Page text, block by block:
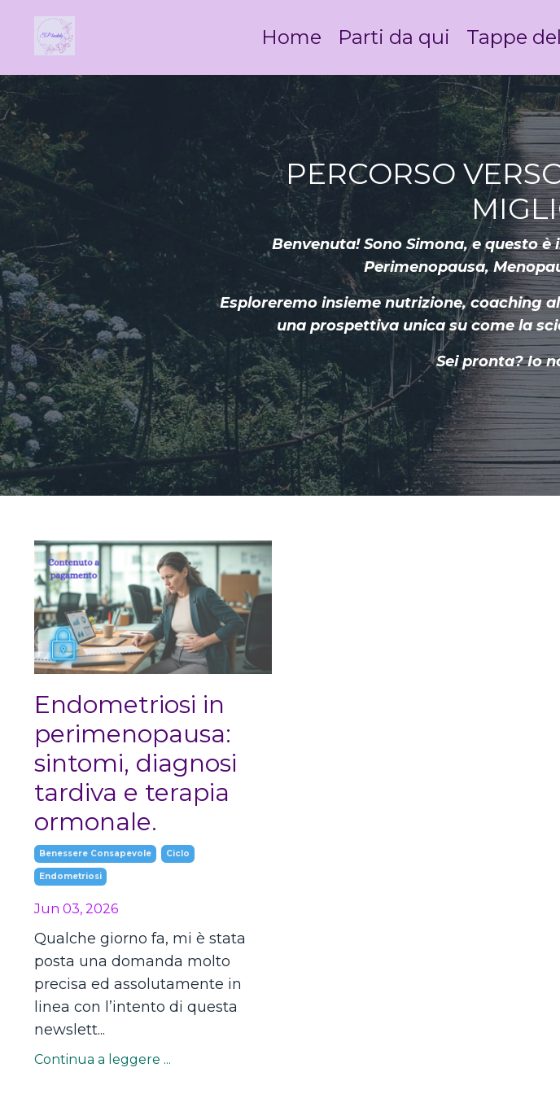
Home Parti da qui Tappe
PERCORSO
Benvenuta! Sono Simona, e questo
Perimenopausa,
Esploreremo insieme nutrizione, coaching
una prospettiva unica su come la
Sei pronta? Io
Endometriosi in
perimenopausa:
sintomi, diagnosi
tardiva e terapia
ormonale.
Benessere Consapevole Ciclo
Endometriosi
Jun 03, 2026
Qualche giorno fa, mi è stata
posta una domanda molto
precisa ed assolutamente in
linea con l’intento di questa
newslett...
Continua a leggere ...